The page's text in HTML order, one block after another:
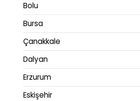
Bolu
Bursa
Çanakkale
Dalyan
Erzurum
Eskişehir